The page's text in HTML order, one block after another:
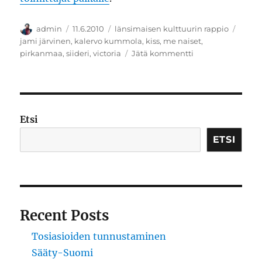
Kirjoittaja
admin Julkaistu
11.6.2010 Kategoriat
länsimaisen kulttuurin rappio
jami järvinen, kalervo kummola, kiss, me naiset,
pirkanmaa,siideri,victoria Jätä kommentti
Etsi
ETSI
Recent Posts
Tosiasioiden tunnustaminen
Sääty-Suomi